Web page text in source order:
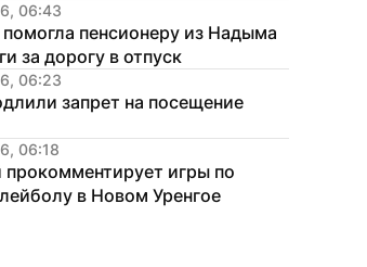
06:43
пенсионеру из Надыма
за дорогу в отпуск
06:23
запрет на посещение
06:18
игры по
в Новом Уренгое